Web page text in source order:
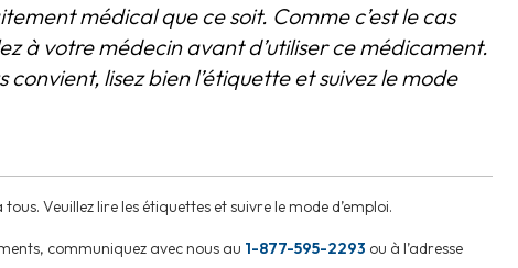
médical que ce soit. Comme c’est le cas
à votre médecin avant d’utiliser ce médicament.
convient, lisez bien l’étiquette et suivez le mode
Veuillez lire les étiquettes et suivre le mode d’emploi.
communiquez avec nous au 1-877-595-2293 ou à l’adresse